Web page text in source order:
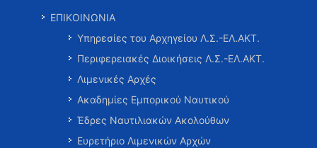
ΕΠΙΚΟΙΝΩΝΙΑ
Υπηρεσίες του Αρχηγείου Λ.Σ.-ΕΛ.ΑΚΤ.
Περιφερειακές Διοικήσεις Λ.Σ.-ΕΛ.ΑΚΤ.
Λιμενικές Αρχές
Ακαδημίες Εμπορικού Ναυτικού
Έδρες Ναυτιλιακών Ακολούθων
Ευρετήριο Λιμενικών Αρχών